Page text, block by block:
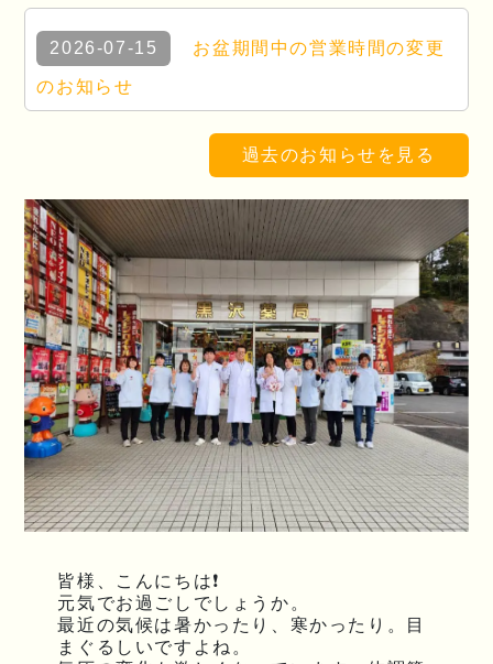
2026-07-15 お盆期間中の営業時間の変更
のお知らせ
過去のお知らせを見る
皆様、こんにちは❗
元気でお過ごしでしょうか。
最近の気候は暑かったり、寒かったり。目
まぐるしいですよね。